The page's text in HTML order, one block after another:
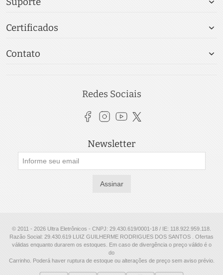
Certificados
Contato
Redes Sociais
Newsletter
Assinar
© 2011 - 2026 Ultra Eletrônicos - CNPJ: 29.430.619/0001-18 / IE: 118.922.959.118.
Razão Social: 29.430.619 LUIZ GUILHERME RODRIGUES DOS SANTOS . Ofertas
válidas enquanto durarem os estoques. Em caso de divergência o preço válido é o
do
Carrinho. Poderá haver ruptura de estoque ou alterações de preço sem aviso prévio.